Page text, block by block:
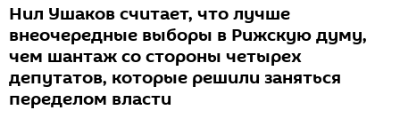
Нил Ушаков считает, что лучше
внеочередные выборы в Рижскую думу,
чем шантаж со стороны четырех
депутатов, которые решили заняться
переделом власти